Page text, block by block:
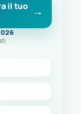
il tuo